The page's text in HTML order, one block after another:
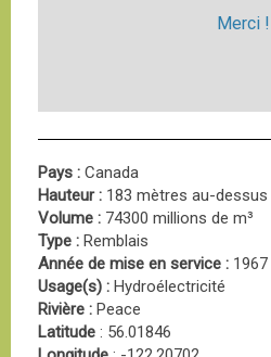
Merci !
Pays : Canada
Hauteur : 183 mètres au-
Volume : 74300 millions de m³
Type : Remblais
Année de mise en service : 1967
Usage(s) : Hydroélectricité
Rivière : Peace
Latitude : 56.01846